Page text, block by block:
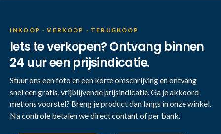
INKOOP · VERKOOP · TERUGKOOP
Iets te verkopen? Ontvang binnen
24 uur een prijsindicatie.
Stuur ons een foto en een korte omschrijving en ontvang
snel een gratis, vrijblijvende prijsindicatie. Ga je akkoord
met ons voorstel? Breng je product dan langs in onze winkel.
Na controle betalen we direct contant of per bank.